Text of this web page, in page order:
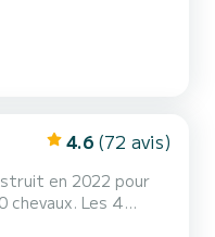
4.6 (72 avis)
en 2022 pour